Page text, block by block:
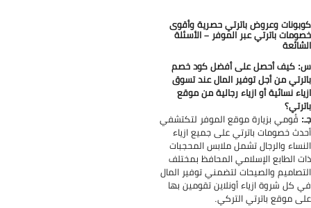
وعروض باترتي حصرية وأقوى
باترتي عبر الموفر – الأسئلة
كيف أحصل على أفضل كود خصم
من أجل توفير المال عند تسوق
نسائية أو ازياء رجالية من موقع
قُومي بزيارة موقع الموفر لتكتشفي
خصومات باترتي على جميع ازياء
والرجال تشمل ملابس المحجبات
الطابع الإسلامي المحافظ بمختلف
والصيحات لتضمني توفير المال
كل شروة ازياء أونلاين تقومين بها
موقع باترتي التركي.